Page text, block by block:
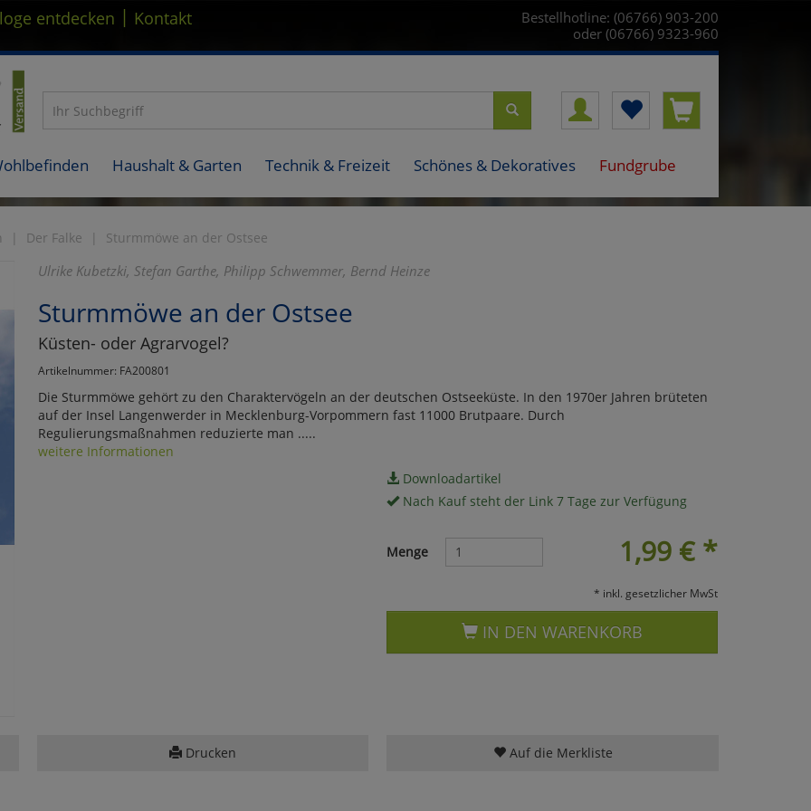
entdecken | Kontakt
Bestellhotline: (06766) 903-200
oder (06766) 9323-960
Haushalt & Garten Technik & Freizeit Schönes & Dekoratives Fundgrube
Der Falke Sturmmöwe an der Ostsee
Ulrike Kubetzki, Stefan Garthe, Philipp Schwemmer, Bernd Heinze
Sturmmöwe an der Ostsee
Küsten- oder Agrarvogel?
Artikelnummer: FA200801
Die Sturmmöwe gehört zu den Charaktervögeln an der deutschen Ostseeküste. In den 1970er Jahren brüteten
auf der Insel Langenwerder in Mecklenburg-Vorpommern fast 11000 Brutpaare. Durch
Regulierungsmaßnahmen reduzierte man .....
weitere Informationen
Downloadartikel
Nach Kauf steht der Link 7 Tage zur Verfügung
1,99 €*
Menge
* inkl. gesetzlicher MwSt
IN DEN WARENKORB
Drucken Auf die Merkliste